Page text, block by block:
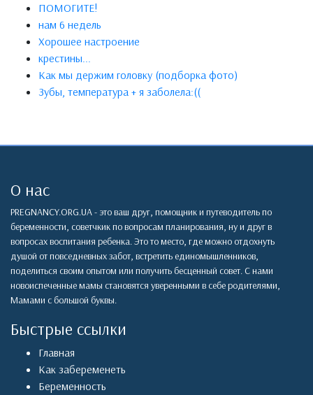
ПОМОГИТЕ!
нам 6 недель
Хорошее настроение
крестины...
Как мы держим головку (подборка фото)
Зубы, температура + я заболела:((
О нас
PREGNANCY.ORG.UA - это ваш друг, помощник и путеводитель по
беременности, советчкик по вопросам планирования, ну и друг в
вопросах воспитания ребенка. Это то место, где можно отдохнуть
душой от повседневных забот, встретить единомышленников,
поделиться своим опытом или получить бесценный совет. С нами
новоиспеченные мамы становятся уверенными в себе родителями,
Мамами с большой буквы.
Быстрые ссылки
Главная
Как забеременеть
Беременность